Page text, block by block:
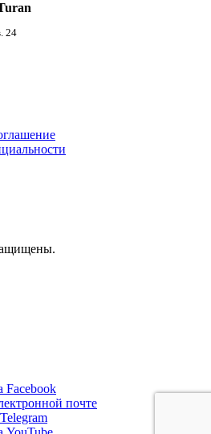
24
Facebook
почте